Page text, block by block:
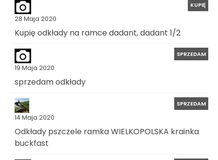
28 Maja 2020
KUPIĘ
Kupię odkłady na ramce dadant, dadant 1/2
19 Maja 2020
SPRZEDAM
sprzedam odkłady
14 Maja 2020
SPRZEDAM
Odkłady pszczele ramka WIELKOPOLSKA krainka
buckfast